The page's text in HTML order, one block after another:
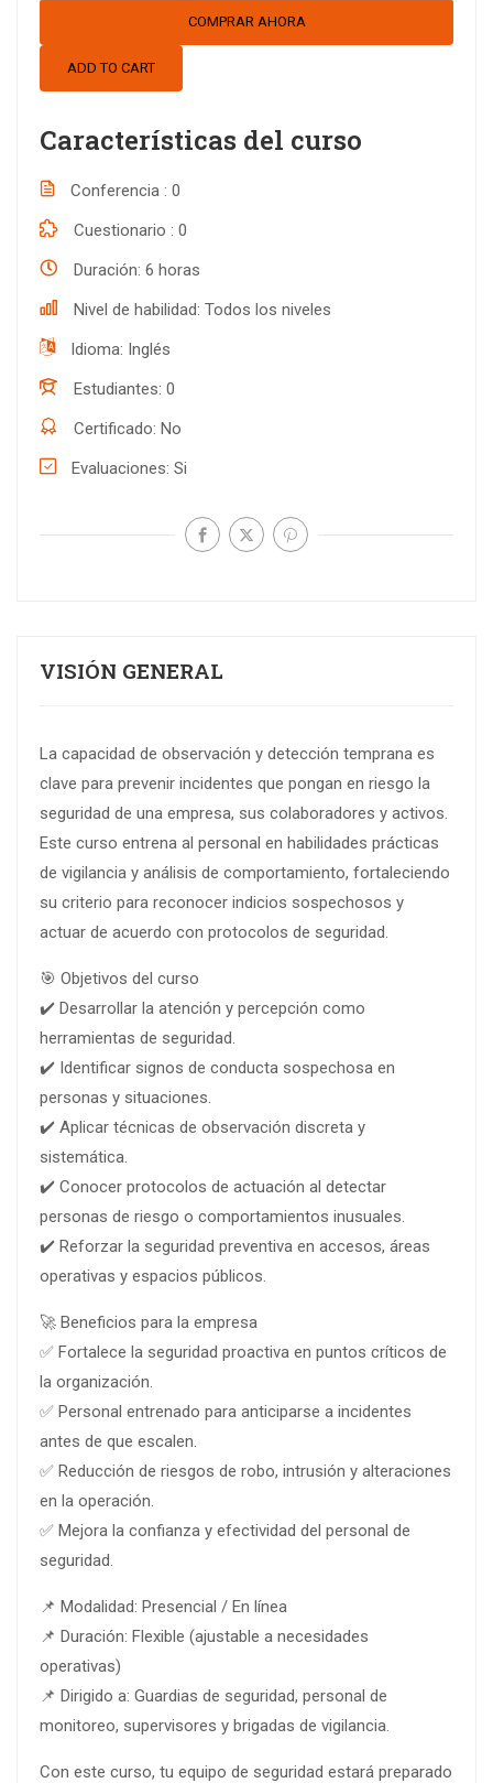
VISIÓN GENERAL
La capacidad de observación y detección temprana es
clave para prevenir incidentes que pongan en riesgo la
seguridad de una empresa, sus colaboradores y activos.
Este curso entrena al personal en habilidades prácticas
de vigilancia y análisis de comportamiento, fortaleciendo
su criterio para reconocer indicios sospechosos y
actuar de acuerdo con protocolos de seguridad.
🎯 Objetivos del curso
✔️ Desarrollar la atención y percepción como
herramientas de seguridad.
✔️ Identificar signos de conducta sospechosa en
personas y situaciones.
✔️ Aplicar técnicas de observación discreta y
sistemática.
✔️ Conocer protocolos de actuación al detectar
personas de riesgo o comportamientos inusuales.
✔️ Reforzar la seguridad preventiva en accesos, áreas
operativas y espacios públicos.
🚀 Beneficios para la empresa
✅ Fortalece la seguridad proactiva en puntos críticos de
la organización.
✅ Personal entrenado para anticiparse a incidentes
antes de que escalen.
✅ Reducción de riesgos de robo, intrusión y alteraciones
en la operación.
✅ Mejora la confianza y efectividad del personal de
seguridad.
📌 Modalidad: Presencial / En línea
📌 Duración: Flexible (ajustable a necesidades
operativas)
📌 Dirigido a: Guardias de seguridad, personal de
monitoreo, supervisores y brigadas de vigilancia.
Con este curso, tu equipo de seguridad estará preparado
COMPRAR AHORA
ADD TO CART
Características del curso
Conferencia
0
Cuestionario
0
Duración 6 horas
Nivel de habilidad Todos los niveles
Idioma
Inglés
Estudiantes 0
Certificado No
Evaluaciones Si